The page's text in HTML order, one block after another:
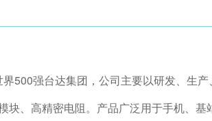
500强台达集团，公司主要以研发、生
、高精密电阻。产品广泛用于手机、基